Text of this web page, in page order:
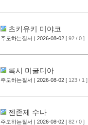
츠키유키 미야코
주도하는질서 | 2026-08-02 [ 92 / 0 ]
록시 미굴디아
주도하는질서 | 2026-08-02 [ 123 / 1 ]
젠존제 수나
주도하는질서 | 2026-08-02 [ 82 / 0 ]